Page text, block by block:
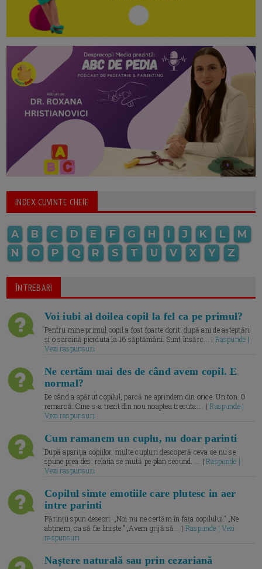
INDEX CUVINTE CHEIE
A B C D E F G H I J K L
M
N
O P Q R S T U V X Y Z
ÎNTREBARI
Voi iubi al doilea copil la fel ca pe primul?
Pentru mine primul copil a fost foarte dorit, după ani de așteptări
și o sarcină pierduta la 16 săptămâni. Sunt însărc... | Raspunde |
Vezi raspunsuri
Ne certăm mai des de când avem copil. E
normal?
De când a apărut copilul, parcă ne aprindem din orice. Un ton. O
remarcă. Cine s-a trezit din nou noaptea trecuta.... |Raspunde |
Vezi raspunsuri
Cum ramanem un cuplu, nu doar parinti
După apariția copiilor, multe cupluri descoperă ceva ce nu se
spune prea des: relația se mută pe plan secund. ... |Raspunde |
Vezi raspunsuri
Copilul simte emotiile care plutesc in aer
intre parinti
Părinții spun deseori: „Noi nu ne certăm în fața copilului.” „Ne
abținem, ca să fie liniște.” „Avem grijă să... | Raspunde | Vezi
raspunsuri
Naștere naturală sau prin cezariană